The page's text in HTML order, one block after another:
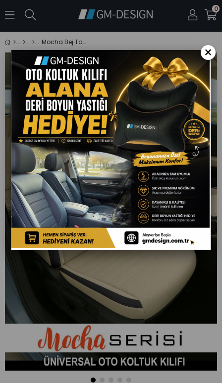
0
Mocha Bej Taytüyü Oto Koltuk Kılıfı (Fiat Egea-Linea-Punto-Albea-Marea-Tipo-Uno Uyumlu)
×